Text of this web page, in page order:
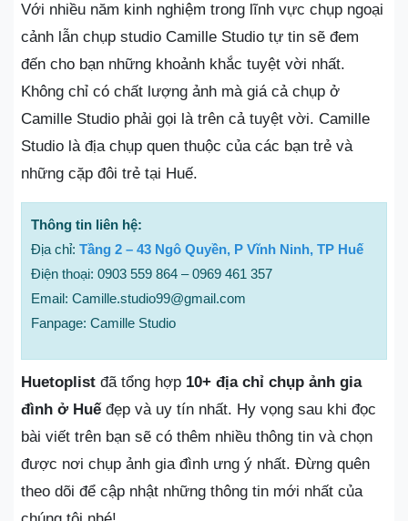
Với nhiều năm kinh nghiệm trong lĩnh vực chụp ngoại
cảnh lẫn chụp studio Camille Studio tự tin sẽ đem
đến cho bạn những khoảnh khắc tuyệt vời nhất.
Không chỉ có chất lượng ảnh mà giá cả chụp ở
Camille Studio phải gọi là trên cả tuyệt vời. Camille
Studio là địa chụp quen thuộc của các bạn trẻ và
những cặp đôi trẻ tại Huế.
Thông tin liên hệ:
Địa chỉ: Tầng 2 – 43 Ngô Quyền, P Vĩnh Ninh, TP Huế
Điện thoại: 0903 559 864 – 0969 461 357
Email: Camille.studio99@gmail.com
Fanpage: Camille Studio
Huetoplist đã tổng hợp 10+ địa chỉ chụp ảnh gia
đình ở Huếđẹp và uy tín nhất. Hy vọng sau khi đọc
bài viết trên bạn sẽ có thêm nhiều thông tin và chọn
được nơi chụp ảnh gia đình ưng ý nhất. Đừng quên
theo dõi để cập nhật những thông tin mới nhất của